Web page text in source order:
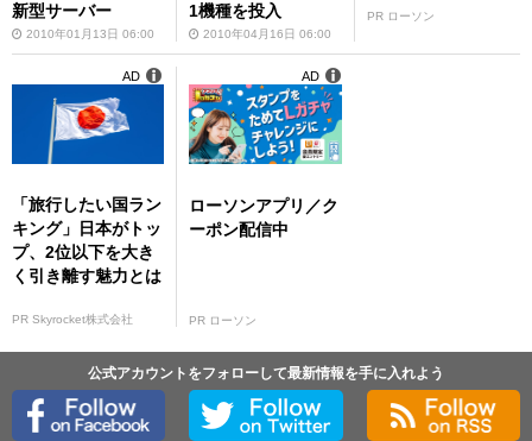
新型サーバー
2010年01月13日 06:00
1機種を投入
2010年04月16日 06:00
PR ローソン
「旅行したい国ラン
キング」日本がトッ
プ、2位以下を大き
く引き離す魅力とは
PR Skyrocket株式会社
AD
ローソンアプリ／ク
ーポン配信中
PR ローソン
AD
公式アカウントをフォローして最新情報を手に入れよう